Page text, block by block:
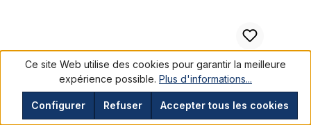
Fourche Springer double ressort
Classic Cycle vintage Fat Cycle
Ce site Web utilise des cookies pour garantir la meilleure
expérience possible. Plus d'informations...
Refuser
Configurer Accepter tous les cookies